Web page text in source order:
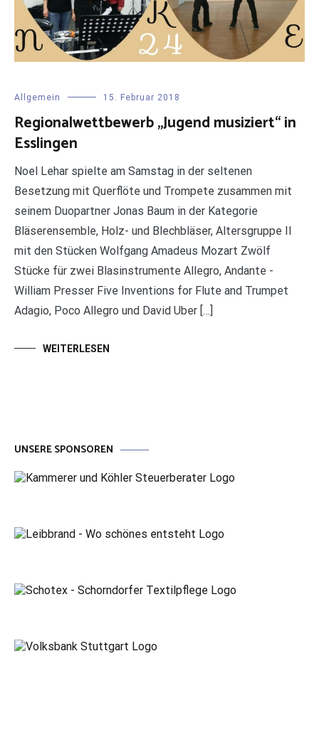
Allgemein 15. Februar 2018
Regionalwettbewerb „Jugend musiziert“ in
Esslingen
Noel Lehar spielte am Samstag in der seltenen
Besetzung mit Querflöte und Trompete zusammen mit
seinem Duopartner Jonas Baum in der Kategorie
Bläserensemble, Holz- und Blechbläser, Altersgruppe II
mit den Stücken Wolfgang Amadeus Mozart Zwölf
Stücke für zwei Blasinstrumente Allegro, Andante -
William Presser Five Inventions for Flute and Trumpet
Adagio, Poco Allegro und David Uber […]
WEITERLESEN
UNSERE SPONSOREN